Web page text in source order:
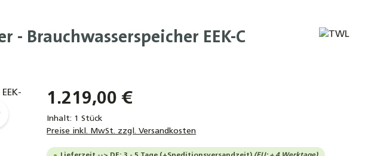
Brauchwasserspeicher EEK-C
1.219,00 €
Inhalt: 1 Stück
Preise inkl. MwSt. zzgl. Versandkosten